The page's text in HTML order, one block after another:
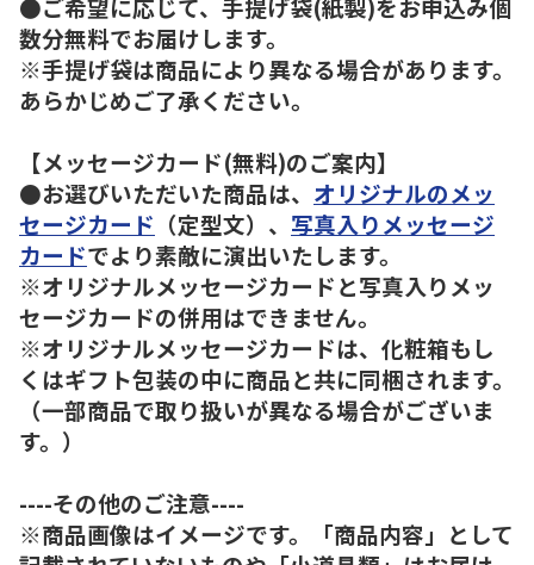
数分無料でお届けします。
※手提げ袋は商品により異なる場合があります。
あらかじめご了承ください。
【メッセージカード(無料)のご案内】
●お選びいただいた商品は、 オリジナルのメッ
セージカード （定型文）、 写真入りメッセージ
カードでより素敵に演出いたします。
※オリジナルメッセージカードと写真入りメッ
セージカードの併用はできません。
※オリジナルメッセージカードは、化粧箱もし
くはギフト包装の中に商品と共に同梱されます。
（一部商品で取り扱いが異なる場合がございま
す。）
----その他のご注意----
※商品画像はイメージです。「商品内容」として